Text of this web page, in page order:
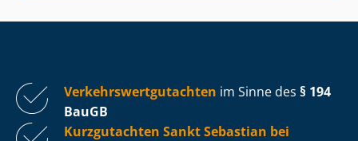
Ver­kehrs­wert­gut­ach­ten im Sinne des § 194
BauGB
Kurzgutachten Sankt Sebastian bei